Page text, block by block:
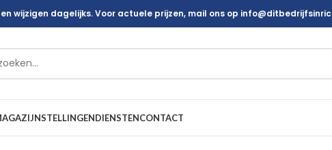
wijzigen dagelijks. Voor actuele prijzen, mail ons op
DIENSTENCONTACT